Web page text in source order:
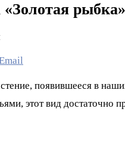
появившееся в
этот вид достаточно